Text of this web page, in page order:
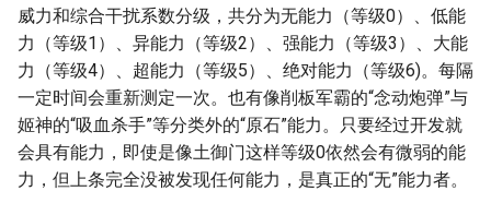
威力和综合干扰系数分级，共分为无能力（等级0）、低能
力（等级1）、异能力（等级2）、强能力（等级3）、大能
力（等级4）、超能力（等级5）、绝对能力（等级6)。每隔
一定时间会重新测定一次。也有像削板军霸的“念动炮弹”与
姬神的“吸血杀手”等分类外的“原石”能力。只要经过开发就
会具有能力，即使是像土御门这样等级0依然会有微弱的能
力，但上条完全没被发现任何能力，是真正的“无”能力者。